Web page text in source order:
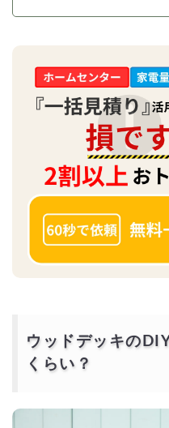
ウッドデッキの
くらい？